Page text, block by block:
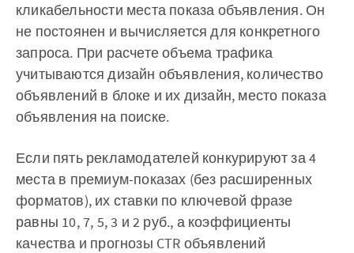
кликабельности места показа объявления. Он
не постоянен и вычисляется для конкретного
запроса. При расчете объема трафика
учитываются дизайн объявления, количество
объявлений в блоке и их дизайн, место показа
объявления на поиске.
Если пять рекламодателей конкурируют за 4
места в премиум-показах (без расширенных
форматов), их ставки по ключевой фразе
равны 10, 7, 5, 3 и 2 руб., а коэффициенты
качества и прогнозы CTR объявлений